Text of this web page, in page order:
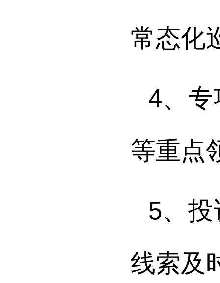
常态化
4、
等重点
5、
线索及